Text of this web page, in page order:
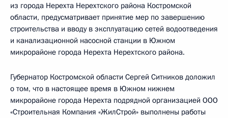
из города Нерехта Нерехтского района Костромской
области, предусматривает принятие мер по завершению
строительства и вводу в эксплуатацию сетей водоотведения
и канализационной насосной станции в Южном
микрорайоне города Нерехта Нерехтского района.
Губернатор Костромской области Сергей Ситников доложил
о том, что в настоящее время в Южном нижнем
микрорайоне города Нерехта подрядной организацией ООО
«Строительная Компания «ЖилСтрой» выполнены работы